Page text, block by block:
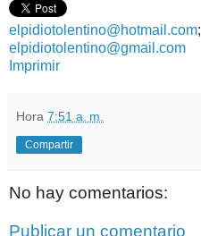
elpidiotolentino@hotmail.com;
elpidiotolentino@gmail.com
Imprimir
Hora 7:51 a. m.
Compartir
No hay comentarios:
Publicar un comentario